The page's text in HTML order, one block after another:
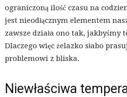
ograniczoną ilość czasu na
jest nieodłącznym elementem
zawsze działa ono tak, jakbyśmy
Dlaczego więc żelazko słabo
problemowi z bliska.
Niewłaściwa